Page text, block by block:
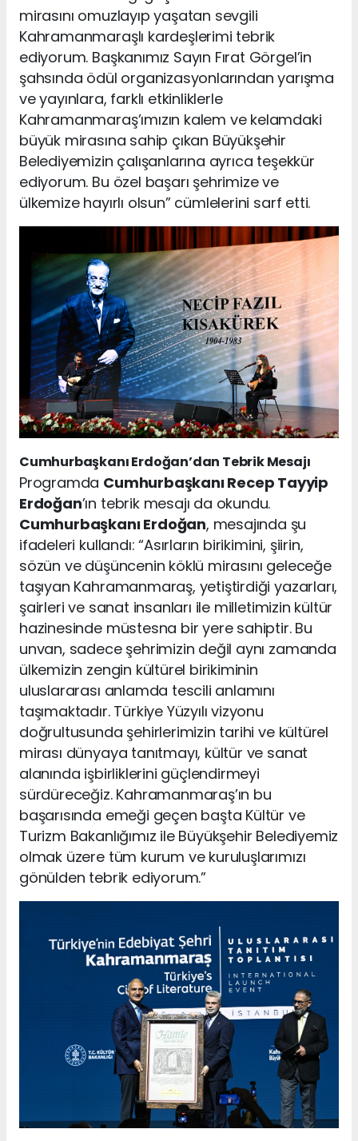
mirasını omuzlayıp yaşatan sevgili
Kahramanmaraşlı kardeşlerimi tebrik
ediyorum. Başkanımız Sayın Fırat Görgel’in
şahsında ödül organizasyonlarından yarışma
ve yayınlara, farklı etkinliklerle
Kahramanmaraş’ımızın kalem ve kelamdaki
büyük mirasına sahip çıkan Büyükşehir
Belediyemizin çalışanlarına ayrıca teşekkür
ediyorum. Bu özel başarı şehrimize ve
ülkemize hayırlı olsun” cümlelerini sarf etti.
Cumhurbaşkanı Erdoğan’dan Tebrik Mesajı
Programda Cumhurbaşkanı Recep Tayyip
Erdoğan’ın tebrik mesajı da okundu.
Cumhurbaşkanı Erdoğan, mesajında şu
ifadeleri kullandı: “Asırların birikimini, şiirin,
sözün ve düşüncenin köklü mirasını geleceğe
taşıyan Kahramanmaraş, yetiştirdiği yazarları,
şairleri ve sanat insanları ile milletimizin kültür
hazinesinde müstesna bir yere sahiptir. Bu
unvan, sadece şehrimizin değil aynı zamanda
ülkemizin zengin kültürel birikiminin
uluslararası anlamda tescili anlamını
taşımaktadır. Türkiye Yüzyılı vizyonu
doğrultusunda şehirlerimizin tarihi ve kültürel
mirası dünyaya tanıtmayı, kültür ve sanat
alanında işbirliklerini güçlendirmeyi
sürdüreceğiz. Kahramanmaraş’ın bu
başarısında emeği geçen başta Kültür ve
Turizm Bakanlığımız ile Büyükşehir Belediyemiz
olmak üzere tüm kurum ve kuruluşlarımızı
gönülden tebrik ediyorum.”